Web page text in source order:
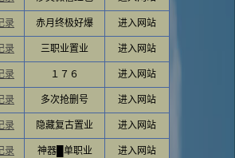
录 赤月终极好爆 进入网站
录 三职业置业 进入网站
录 １７６ 进入网站
录 多次抢删号 进入网站
录 隐藏复古置业 进入网站
录 神器█单职业 进入网站